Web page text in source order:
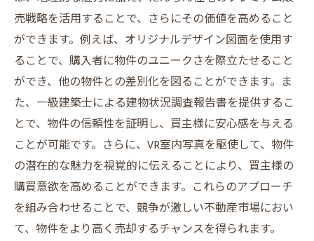
売戦略を活用することで、さらにその価値を高めること
ができます。例えば、オリジナルデザイン図面を使用す
ることで、購入者に物件のユニークさを際立たせること
ができ、他の物件との差別化を図ることができます。ま
た、一級建築士による建物状況調査報告書を提供するこ
とで、物件の信頼性を証明し、買主様に安心感を与える
ことが可能です。さらに、VR室内写真を駆使して、物件
の潜在的な魅力を視覚的に伝えることにより、買主様の
購買意欲を高めることができます。これらのアプローチ
を組み合わせることで、競争が激しい不動産市場におい
て、物件をより高く売却するチャンスを得られます。